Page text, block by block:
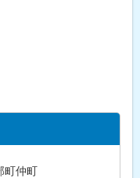
町仲町